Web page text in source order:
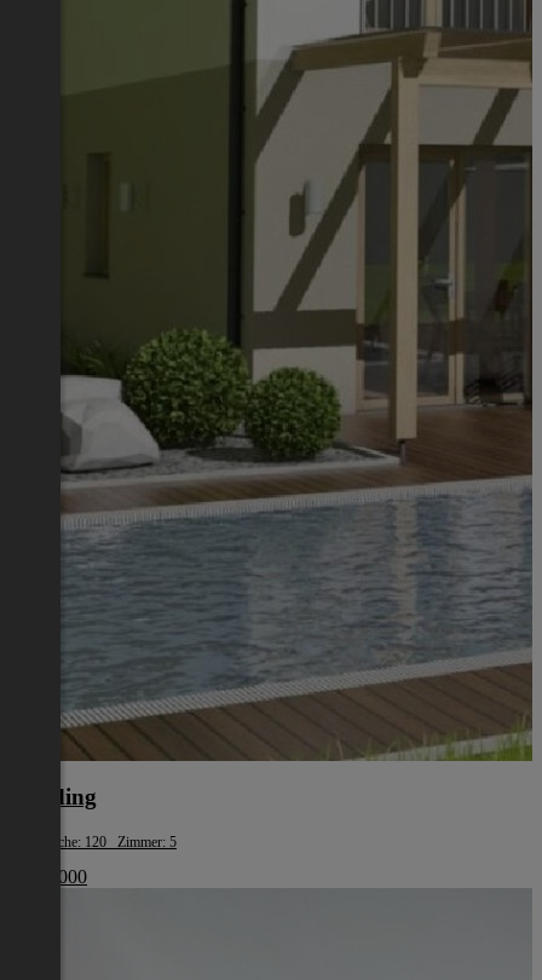
Eferding
Wohnfläche: 120 Zimmer: 5
€ 387 000